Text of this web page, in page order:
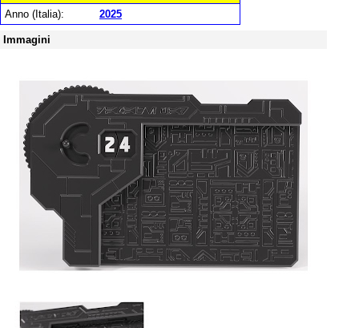
Anno (Italia):
2025
Immagini